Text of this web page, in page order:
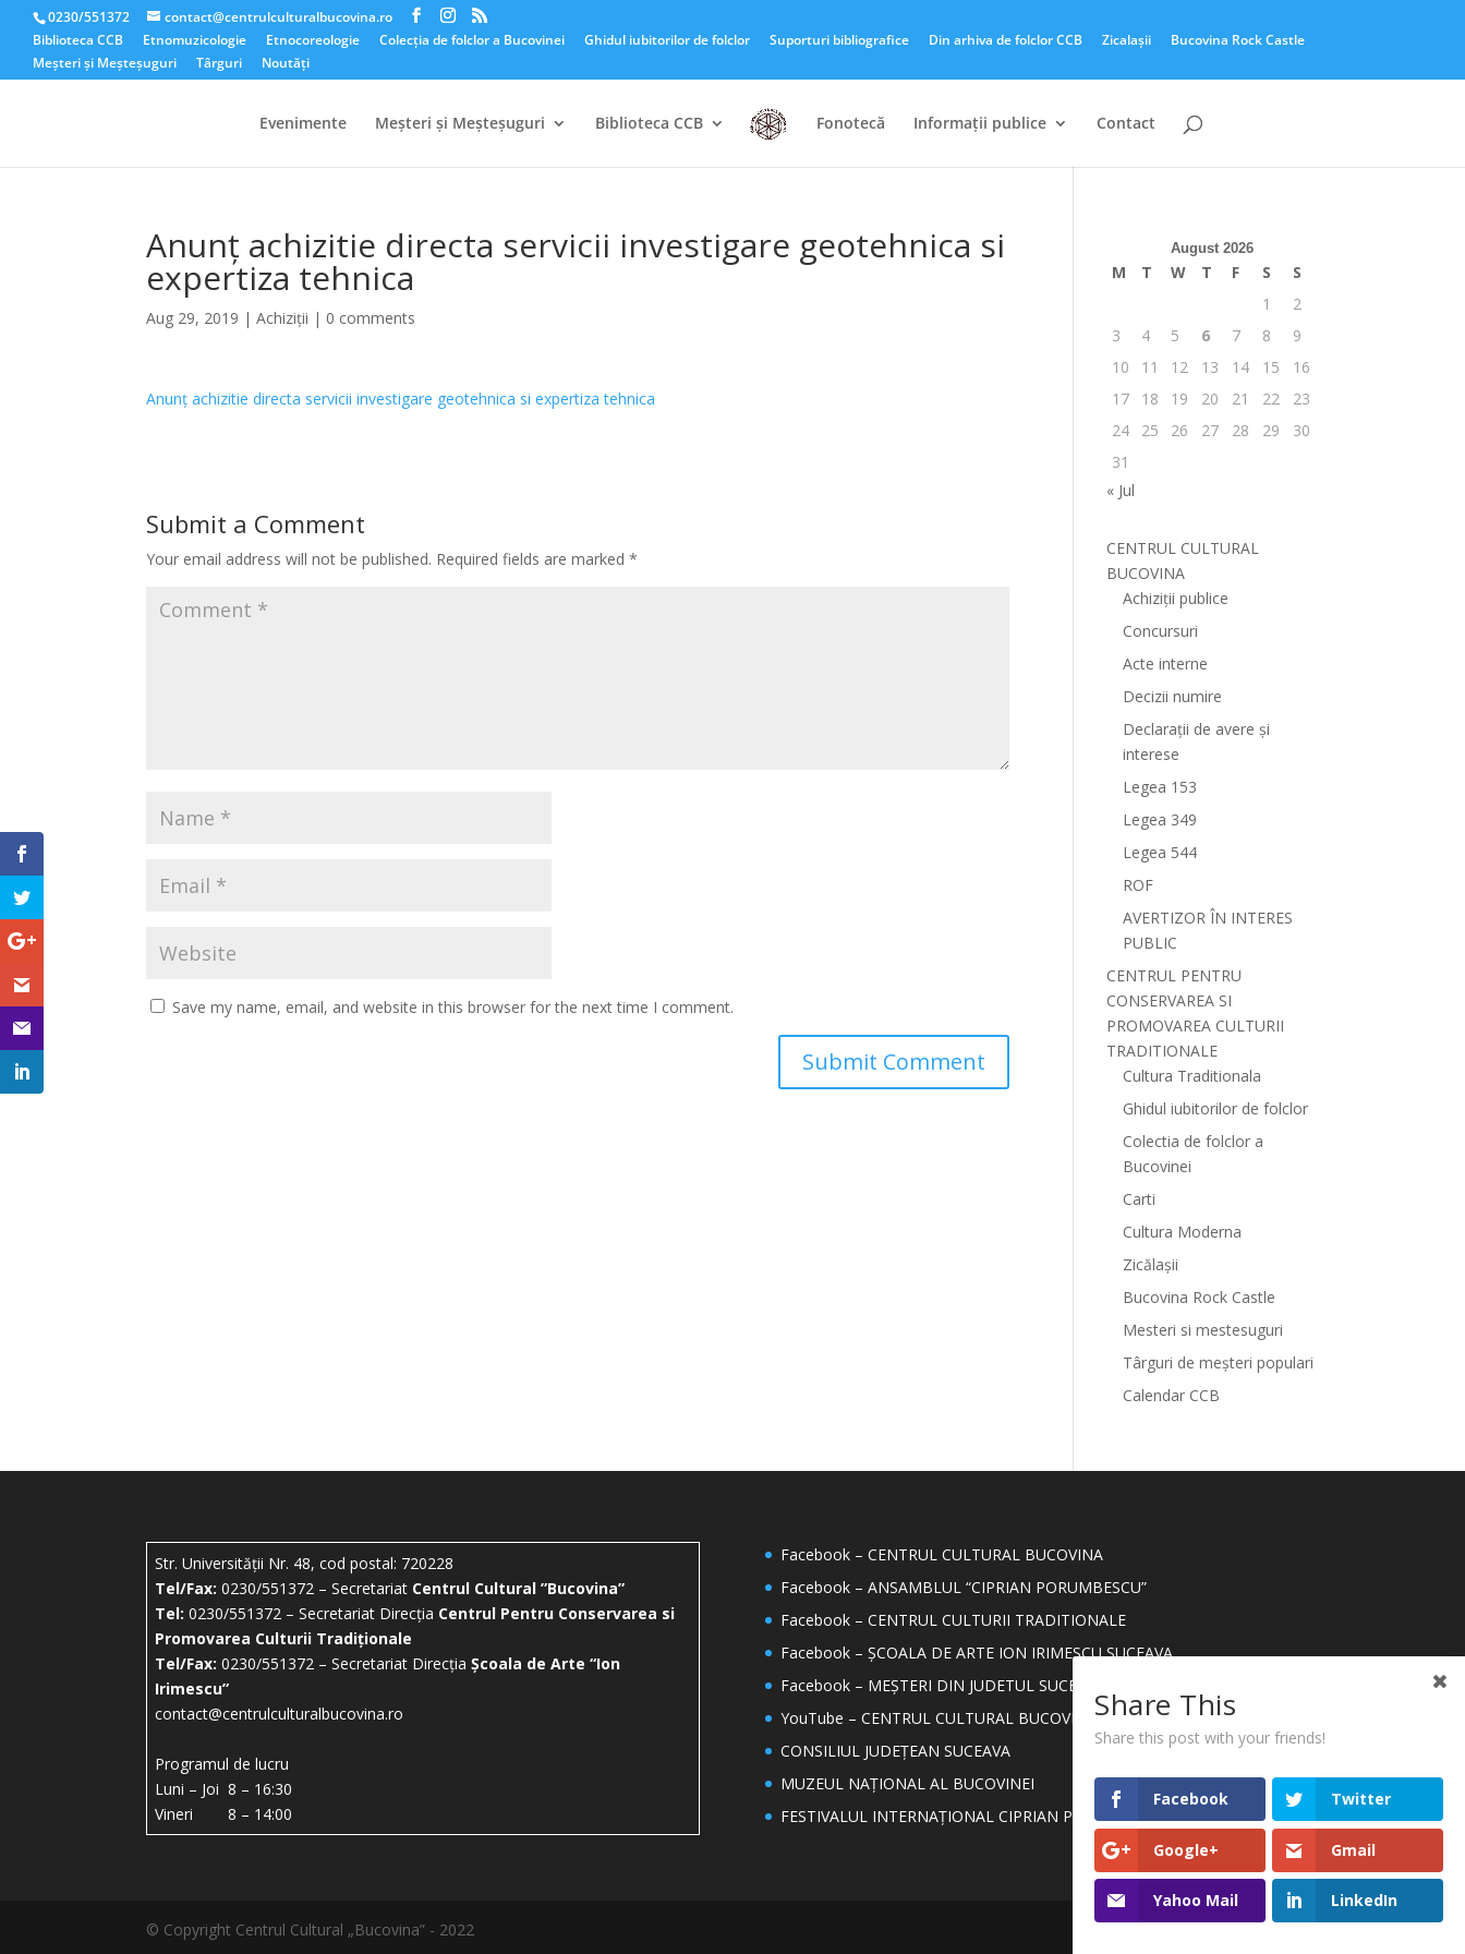
0230/551372
contact@centrulculturalbucovina.ro
Biblioteca CCB
Etnomuzicologie Etnocoreologie Colecția de folclor a Bucovinei Ghidul iubitorilor de folclor Suporturi bibliografice Din arhiva de folclor CCB Zicalașii
Bucovina Rock Castle
Meșteri și Meșteșuguri
Târguri Noutăți
Evenimente Meșteri și Meșteșuguri Biblioteca CCB Fonotecă Informații publice Contact
Anunț achizitie directa servicii investigare geotehnica si
expertiza tehnica
Aug 29, 2019 |Achiziții | 0 comments
Anunț achizitie directa servicii investigare geotehnica si expertiza tehnica
Submit a Comment
Your email address will not be published. Required fields are marked*
Save my name, email, and website in this browser for the next time I comment.
August 2026
M T W T F S
S
1
2
3
4 5 6 7 8
9
10
11 12 13 14 15
16
17
18 19 20 21 22
23
24
25 26 27 28 29
30
31
« Jul
CENTRUL CULTURAL
BUCOVINA
Achiziții publice
Concursuri
Acte interne
Decizii numire
Declarații de avere și
interese
Legea 153
Legea 349
Legea 544
ROF
AVERTIZOR ÎN INTERES
PUBLIC
CENTRUL PENTRU
CONSERVAREA SI
PROMOVAREA CULTURII
TRADITIONALE
Cultura Traditionala
Ghidul iubitorilor de folclor
Colectia de folclor a
Bucovinei
Carti
Cultura Moderna
Zicălașii
Bucovina Rock Castle
Mesteri si mestesuguri
Târguri de meșteri populari
Calendar CCB
Str. Universității Nr. 48, cod postal: 720228
Tel/Fax: 0230/551372 – Secretariat Centrul Cultural ”Bucovina”
Tel: 0230/551372 – Secretariat Direcția Centrul Pentru Conservarea si
Promovarea Culturii Tradiționale
Tel/Fax: 0230/551372 – Secretariat DirecțiaȘcoala de Arte “Ion
Irimescu”
contact@centrulculturalbucovina.ro
Programul de lucru
Luni – Joi 8 – 16:30
Vineri 8 – 14:00
Facebook – CENTRUL CULTURAL BUCOVINA
Facebook – ANSAMBLUL “CIPRIAN PORUMBESCU”
Facebook – CENTRUL CULTURII TRADITIONALE
Facebook – ȘCOALA DE ARTE ION IRIMESCU SUCEAVA
Facebook – MEȘTERI DIN JUDETUL SUCEAVA
YouTube – CENTRUL CULTURAL BUCOVINA
CONSILIUL JUDEȚEAN SUCEAVA
MUZEUL NAȚIONAL AL BUCOVINEI
FESTIVALUL INTERNAȚIONAL CIPRIAN PORUMBESCU
© Copyright Centrul Cultural „Bucovina” - 2022
Share This
Share this post with your friends!
Facebook Twitter
Google+ Gmail
Yahoo Mail LinkedIn